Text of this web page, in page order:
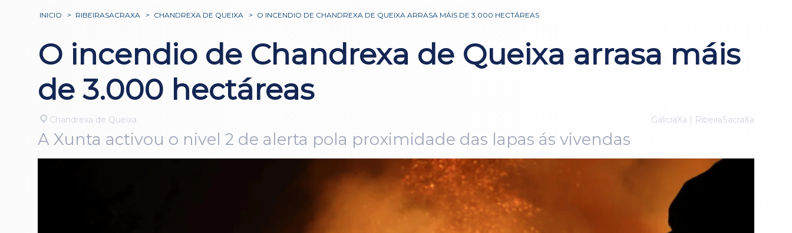
INICIO > RIBEIRASACRAXA > CHANDREXA DE QUEIXA > O INCENDIO DE CHANDREXA DE QUEIXA ARRASA MÁIS DE 3.000 HECTÁREAS
O incendio de Chandrexa de Queixa arrasa máis
de 3.000 hectáreas
Chandrexa de Queixa GaliciaXa | RibeiraSacraXa
A Xunta activou o nivel 2 de alerta pola proximidade das lapas ás vivendas